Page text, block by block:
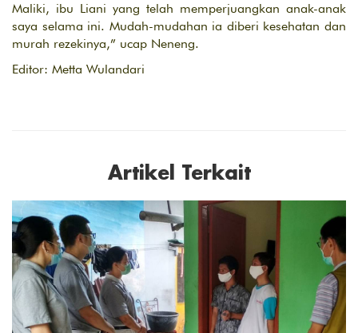
Maliki, ibu Liani yang telah memperjuangkan anak-anak
saya selama ini. Mudah-mudahan ia diberi kesehatan dan
murah rezekinya,” ucap Neneng.
Editor: Metta Wulandari
Artikel Terkait